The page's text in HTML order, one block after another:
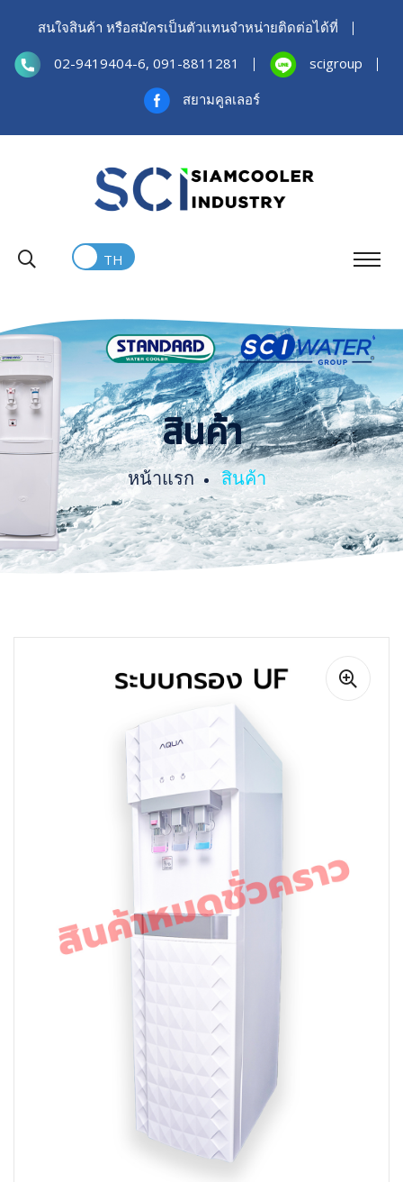
สนใจสินค้า หรือสมัครเป็นตัวแทนจำหน่ายติดต่อได้ที่
02-9419404-6, 091-8811281
scigroup
สยามคูลเลอร์
สินค้า
หน้าแรก สินค้า